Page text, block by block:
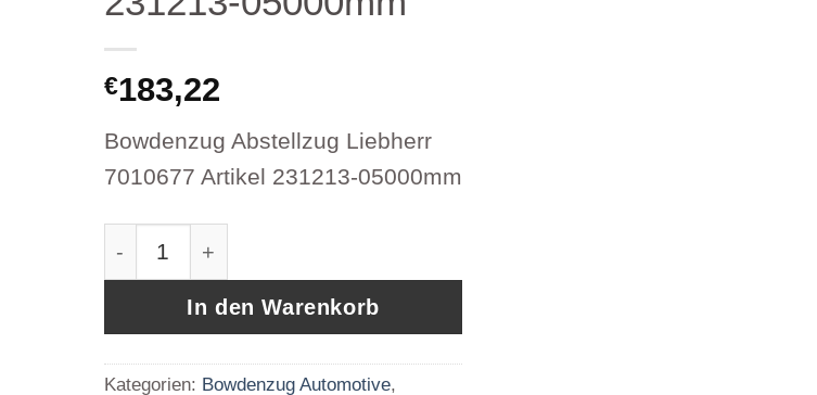
€183,22
Bowdenzug Abstellzug Liebherr
7010677 Artikel 231213-05000mm
Bowdenzug Abstellzug Liebherr 7010677 Artikel 231213-05000mm
In den Warenkorb
Kategorien: Bowdenzug Automotive,